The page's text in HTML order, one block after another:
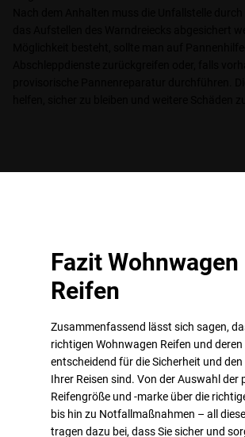
Fazit Wohnwagen
Reifen
Zusammenfassend lässt sich sagen,
richtigen Wohnwagen Reifen und deren
entscheidend für die Sicherheit und
Ihrer Reisen sind. Von der Auswahl der
Reifengröße und -marke über die
bis hin zu Notfallmaßnahmen – all
tragen dazu bei, dass Sie sicher und